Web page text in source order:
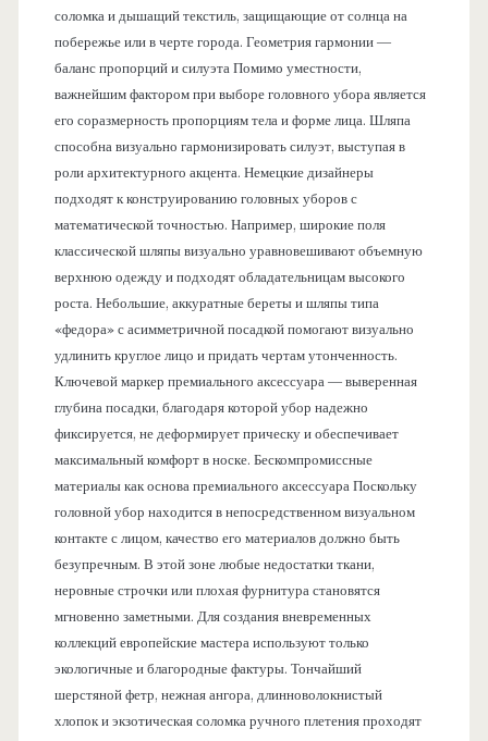
соломка и дышащий текстиль, защищающие от солнца на
побережье или в черте города. Геометрия гармонии —
баланс пропорций и силуэта Помимо уместности,
важнейшим фактором при выборе головного убора является
его соразмерность пропорциям тела и форме лица. Шляпа
способна визуально гармонизировать силуэт, выступая в
роли архитектурного акцента. Немецкие дизайнеры
подходят к конструированию головных уборов с
математической точностью. Например, широкие поля
классической шляпы визуально уравновешивают объемную
верхнюю одежду и подходят обладательницам высокого
роста. Небольшие, аккуратные береты и шляпы типа
«федора» с асимметричной посадкой помогают визуально
удлинить круглое лицо и придать чертам утонченность.
Ключевой маркер премиального аксессуара — выверенная
глубина посадки, благодаря которой убор надежно
фиксируется, не деформирует прическу и обеспечивает
максимальный комфорт в носке. Бескомпромиссные
материалы как основа премиального аксессуара Поскольку
головной убор находится в непосредственном визуальном
контакте с лицом, качество его материалов должно быть
безупречным. В этой зоне любые недостатки ткани,
неровные строчки или плохая фурнитура становятся
мгновенно заметными. Для создания вневременных
коллекций европейские мастера используют только
экологичные и благородные фактуры. Тончайший
шерстяной фетр, нежная ангора, длинноволокнистый
хлопок и экзотическая соломка ручного плетения проходят